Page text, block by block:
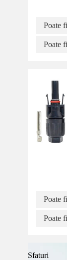
Poate
Poate
Poate
Poate
Sfaturi